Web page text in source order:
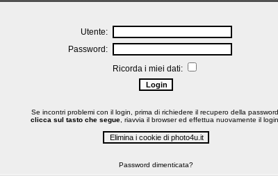
Utente:
Password:
Ricorda i miei dati:
Se incontri problemi con il login, prima di richiedere il recupero della password,
clicca sul tasto che segue , riavvia il browser ed effettua nuovamente il
Password dimenticata?